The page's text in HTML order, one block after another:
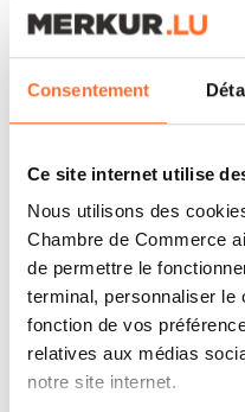
Consentement
Ce site internet utilise
Nous utilisons des
Chambre de Commerce
de permettre le
terminal, personnaliser le
fonction de vos
relatives aux médias
notre site internet.
philosophie : « Nous
choses telles qu’elles
une entreprise
vivent l’IA, et surtout
un impact concret
est clair : être la
d’ici 18 mois. »